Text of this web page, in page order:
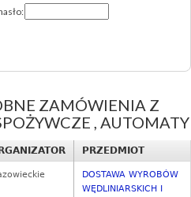
ZAMÓWIENIA Z
, AUTOMATY
PRZEDMIOT
DOSTAWA WYROBÓW
WĘDLINIARSKICH I